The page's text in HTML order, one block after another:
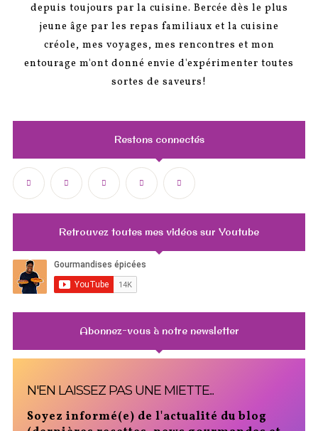
depuis toujours par la cuisine. Bercée dès le plus
jeune âge par les repas familiaux et la cuisine
créole, mes voyages, mes rencontres et mon
entourage m'ont donné envie d'expérimenter toutes
sortes de saveurs!
Restons connectés
Retrouvez toutes mes vidéos sur Youtube
Abonnez-vous à notre newsletter
N'EN LAISSEZ PAS UNE MIETTE...
Soyez informé(e) de l'actualité du blog